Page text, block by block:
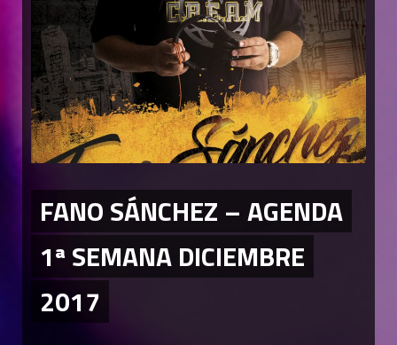
FANO SÁNCHEZ – AGENDA
1ª SEMANA DICIEMBRE
2017